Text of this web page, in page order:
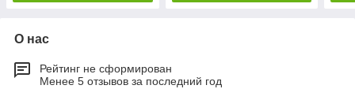
О нас
Рейтинг не сформирован
Менее 5 отзывов за последний год